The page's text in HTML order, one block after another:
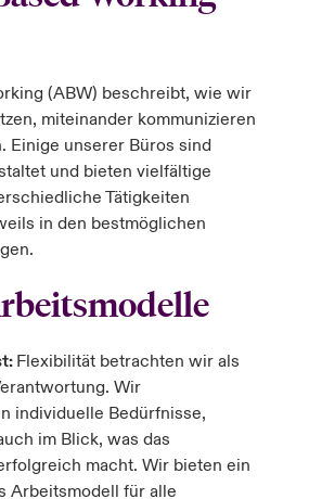
2025
(ABW) beschreibt, wie wir
miteinander kommunizieren
Einige unserer Büros sind
und bieten vielfältige
Tätigkeiten
in den bestmöglichen
Flexibilität betrachten wir als
Wir
individuelle Bedürfnisse,
im Blick, was das
macht. Wir bieten ein
Arbeitsmodell für alle